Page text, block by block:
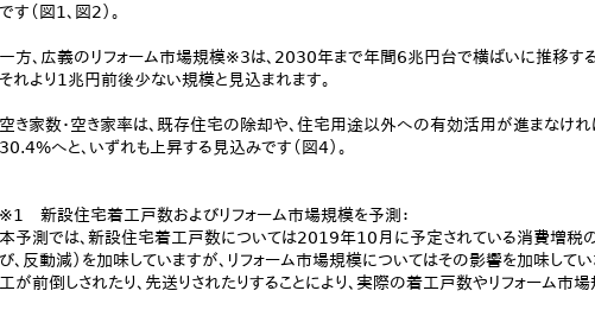
です（図1、図2）。
一方、広義のリフォーム市場規模※3は、2030年まで年間6兆円台で横ばいに推移する
それより1兆円前後少ない規模と見込まれます。
空き家数・空き家率は、既存住宅の除却や、住宅用途以外への有効活用が進まなけ
30.4%へと、いずれも上昇する見込みです（図4）。
※1 新設住宅着工戸数およびリフォーム市場規模を予測：
本予測では、新設住宅着工戸数については2019年10月に予定されている消費増税
び、反動減）を加味していますが、リフォーム市場規模についてはその影響を加味して
工が前倒しされたり、先送りされたりすることにより、実際の着工戸数やリフォーム市